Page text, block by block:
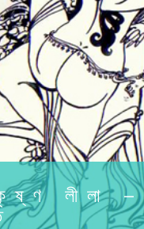
কৃষ্ণ লীলা –